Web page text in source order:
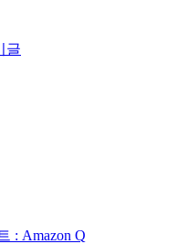
글
: Amazon Q